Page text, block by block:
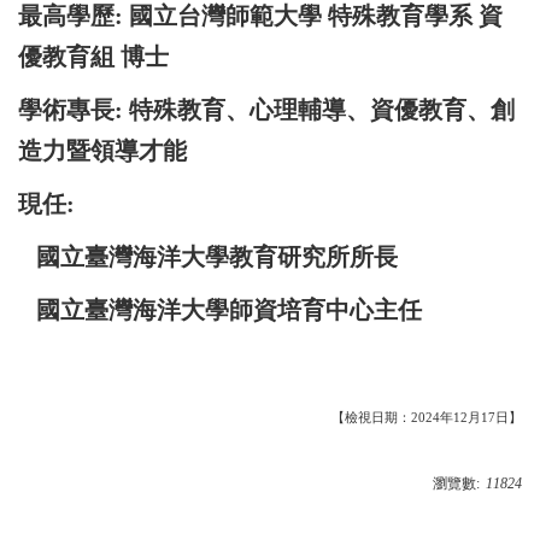
最高學歷: 國立台灣師範大學 特殊教育學系 資
優教育組 博士
學術專長: 特殊教育、心理輔導、資優教育、創
造力暨領導才能
現任:
國立臺灣海洋大學教育研究所所長
國立臺灣海洋大學師資培育中心主任
【檢視日期：2024年12月17日】
瀏覽數: 11824